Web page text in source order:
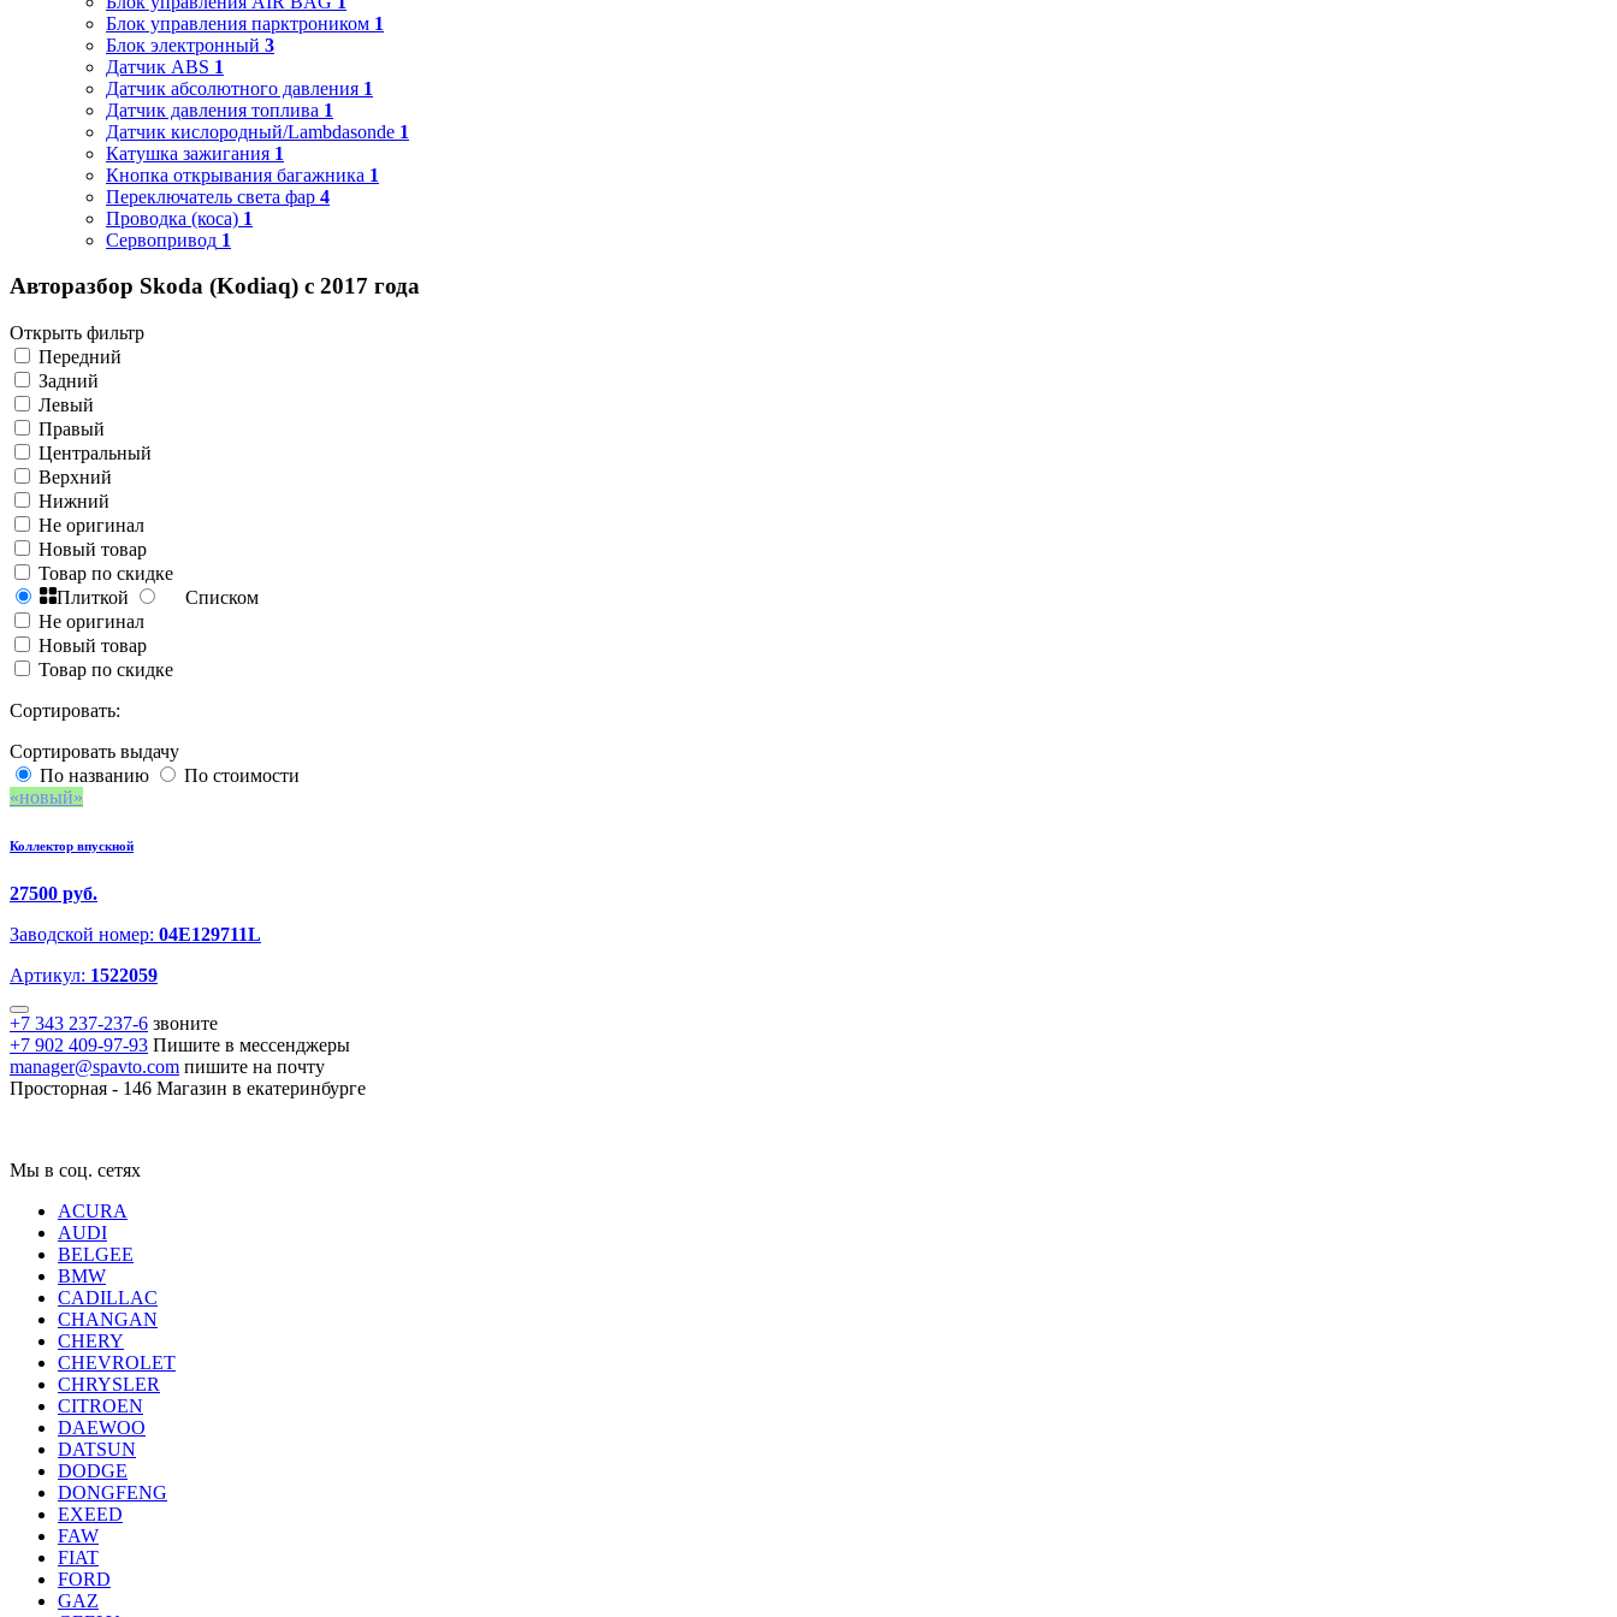
Блок управления парктроником 1
Блок электронный 3
Датчик ABS 1
Датчик абсолютного давления 1
Датчик давления топлива 1
Датчик кислородный/Lambdasonde 1
Катушка зажигания 1
Кнопка открывания багажника 1
Переключатель света фар 4
Проводка (коса) 1
Сервопривод 1
Авторазбор Skoda (Kodiaq) с 2017 года
Открыть фильтр
Передний
Задний
Левый
Правый
Центральный
Верхний
Нижний
Не оригинал
Новый товар
Товар по скидке
Плиткой
Списком
Не оригинал
Новый товар
Товар по скидке
Сортировать:
Сортировать выдачу
По названию
По стоимости
новый
Коллектор впускной
27500 руб.
Заводской номер: 04E129711L
Артикул: 1522059
+7 343 237-237-6 звоните
+7 902 409-97-93 Пишите в мессенджеры
manager@spavto.com пишите на почту
Просторная - 146 Магазин в екатеринбурге
Мы в соц. сетях
ACURA
AUDI
BELGEE
BMW
CADILLAC
CHANGAN
CHERY
CHEVROLET
CHRYSLER
CITROEN
DAEWOO
DATSUN
DODGE
DONGFENG
EXEED
FAW
FIAT
FORD
GAZ